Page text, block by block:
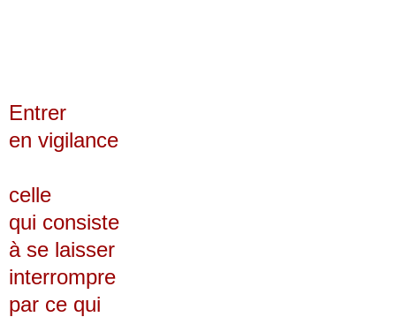
Entrer
en vigilance
celle
qui consiste
à se laisser
interrompre
par ce qui